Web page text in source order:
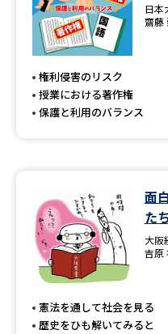
日本
齋藤
権利侵害のリスク
授業における著作権
保護と利用のバランス
面
た
大阪
吉原
憲法を通して社会を見る
歴史をひも解いてみると